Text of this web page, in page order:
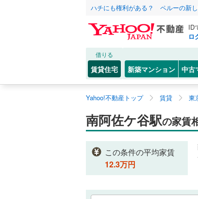
ハチにも権利がある？ ペルーの新
ID
ロ
借りる
賃貸住宅 新築マンション 中古
Yahoo!不動産トップ 賃貸 東
南阿佐ケ谷駅の家賃
この条件の平均家賃
12.3万円